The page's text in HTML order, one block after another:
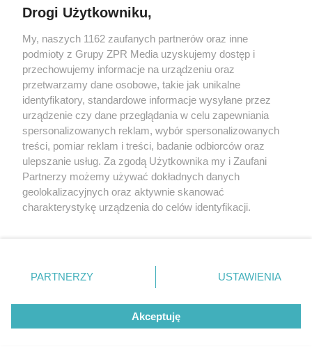
WAKACJE 2026
Zapomnij o Sielpi! Ten zalew jest najmniejszy
w Świętokrzyskiem, kameralny i bez tłumów
NAJNOWSZE NEWSY:
Drogi Użytkowniku,
My, naszych 1162 zaufanych partnerów oraz inne
podmioty z Grupy ZPR Media uzyskujemy dostęp i
przechowujemy informacje na urządzeniu oraz
przetwarzamy dane osobowe, takie jak unikalne
identyfikatory, standardowe informacje wysyłane przez
urządzenie czy dane przeglądania w celu zapewniania
spersonalizowanych reklam, wybór spersonalizowanych
treści, pomiar reklam i treści, badanie odbiorców oraz
ulepszanie usług. Za zgodą Użytkownika my i Zaufani
Partnerzy możemy używać dokładnych danych
geolokalizacyjnych oraz aktywnie skanować
charakterystykę urządzenia do celów identyfikacji.
zmienić/wycofać klikając przycisk ustawień prywatności
znajdujący się w lewym dolnym rogu strony
rodzaje przetwarzania danych nie wymagają zgody
użytkownika, ale masz prawo sprzeciwić się takiemu
przetwarzaniu. Preferencje będą miały zastosowanie tylko
PARTNERZY USTAWIENIA
Akceptuję